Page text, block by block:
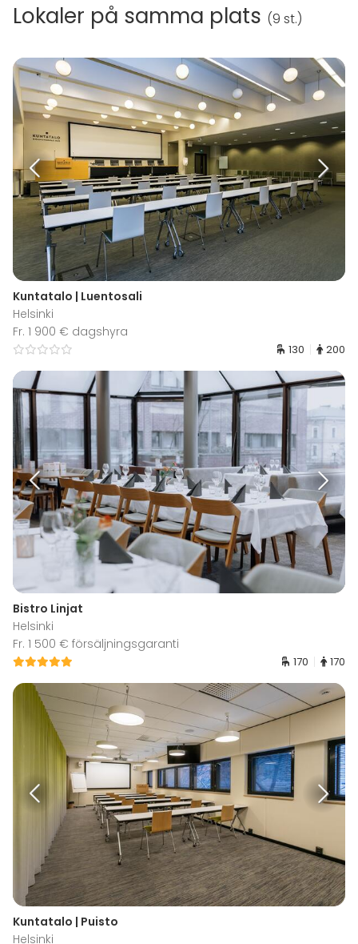
Lokaler på samma plats (9 st.)
Kuntatalo | Luentosali
Helsinki
Fr. 1 900 € dagshyra
130 200
Bistro Linjat
Helsinki
Fr. 1 500 € försäljningsgaranti
170 170
Kuntatalo | Puisto
Helsinki